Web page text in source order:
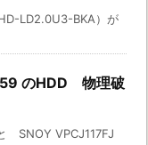
LD2.0U3-BKA）が
のHDD 物理破
SNOY VPCJ117FJ